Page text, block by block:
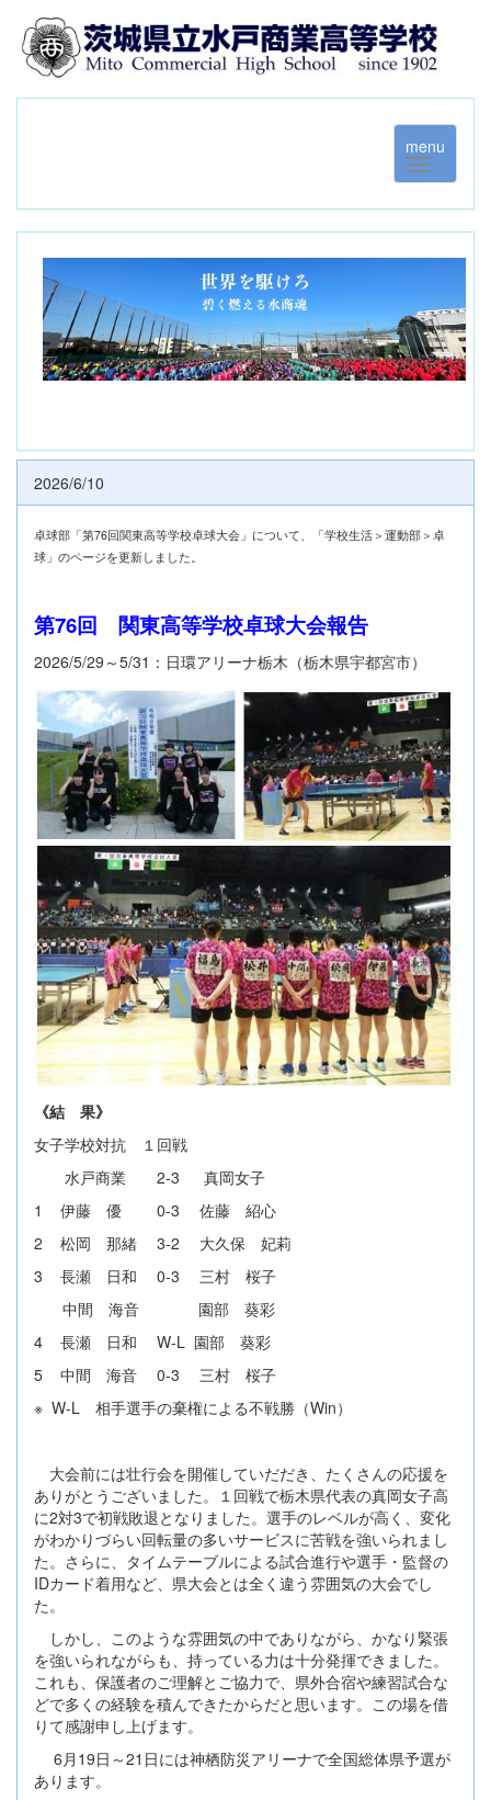
menu
2026/6/10
卓球部「第76回関東高等学校卓球大会」について、「学校生活＞運動部＞卓
球」のページを更新しました。
第76回 関東高等学校卓球大会報告
2026/5/29～5/31：日環アリーナ栃木（栃木県宇都宮市）
《結 果》
女子学校対抗 １回戦
水戸商業 2-3 真岡女子
1 伊藤 優 0-3 佐藤 紹心
2 松岡 那緒 3-2 大久保 妃莉
3 長瀬 日和 0-3 三村 桜子
中間 海音 園部 葵彩
4 長瀬 日和 W-L 園部 葵彩
5 中間 海音 0-3 三村 桜子
※ W-L 相手選手の棄権による不戦勝（Win）
大会前には壮行会を開催していだだき、たくさんの応援を
ありがとうございました。１回戦で栃木県代表の真岡女子高
に2対3で初戦敗退となりました。選手のレベルが高く、変化
がわかりづらい回転量の多いサービスに苦戦を強いられまし
た。さらに、タイムテーブルによる試合進行や選手・監督の
IDカード着用など、県大会とは全く違う雰囲気の大会でし
た。
しかし、このような雰囲気の中でありながら、かなり緊張
を強いられながらも、持っている力は十分発揮できました。
これも、保護者のご理解とご協力で、県外合宿や練習試合な
どで多くの経験を積んできたからだと思います。この場を借
りて感謝申し上げます。
6月19日～21日には神栖防災アリーナで全国総体県予選が
あります。